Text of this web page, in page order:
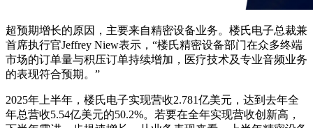
超预期增长的原因，主要来自精密设备业务。楼氏电子总裁兼
首席执行官Jeffrey Niew表示，“楼氏精密设备部门在众多终端
市场的订单量与积压订单持续增加，医疗技术及专业音频业务
的表现符合预期。”
2025年上半年，楼氏电子实现营收2.781亿美元，达到去年全
年总营收5.54亿美元的50.2%。若要在全年实现营收创新高，